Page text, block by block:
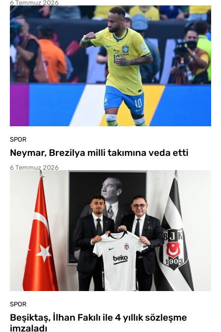
6 Temmuz 2026
SPOR
Neymar, Brezilya milli takımına veda etti
6 Temmuz 2026
SPOR
Beşiktaş, İlhan Fakılı ile 4 yıllık sözleşme
imzaladı